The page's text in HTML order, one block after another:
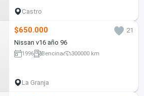
Castro
$650.000
21
Nissan v16 año 96
1996 Bencina 300000 km
La Granja